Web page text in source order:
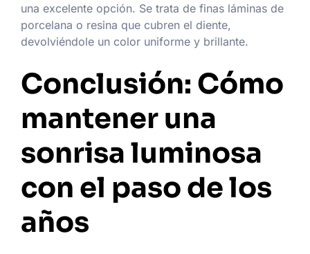
una excelente opción. Se trata de finas láminas de
porcelana o resina que cubren el diente,
devolviéndole un color uniforme y brillante.
Conclusión: Cómo
mantener una
sonrisa luminosa
con el paso de los
años